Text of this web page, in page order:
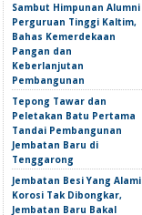
Sambut Himpunan Alumni
Perguruan Tinggi Kaltim,
Bahas Kemerdekaan
Pangan dan
Keberlanjutan
Pembangunan
Tepong Tawar dan
Peletakan Batu Pertama
Tandai Pembangunan
Jembatan Baru di
Tenggarong
Jembatan Besi Yang Alami
Korosi Tak Dibongkar,
Jembatan Baru Bakal